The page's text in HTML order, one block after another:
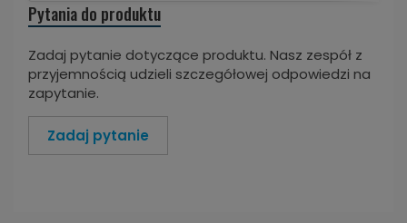
Pytania do produktu
Zadaj pytanie dotyczące produktu. Nasz zespół z
przyjemnością udzieli szczegółowej odpowiedzi na
zapytanie.
Zadaj pytanie